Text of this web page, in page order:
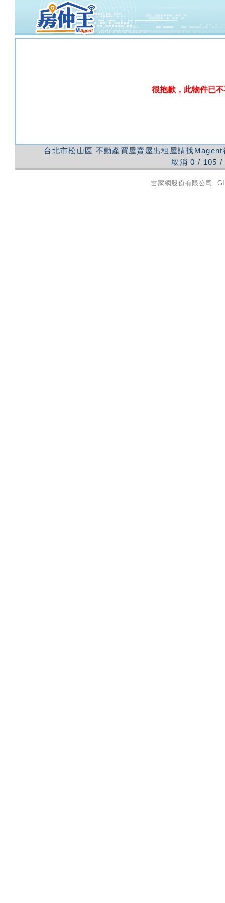
很抱歉，此物件已
台北市松山區 不動產買屋賣屋出租屋請找
取消 0 / 105 /
吉家網股份有限公司